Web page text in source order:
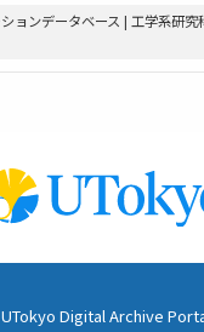
ョンデータベース | 工学系研
UTokyo Digital Archive